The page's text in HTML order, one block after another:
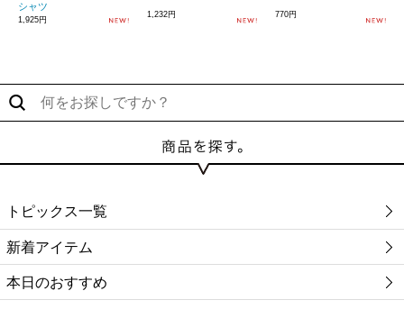
シャツ
1,925円
1,232円 770円
トピックス一覧
新着アイテム
本日のおすすめ